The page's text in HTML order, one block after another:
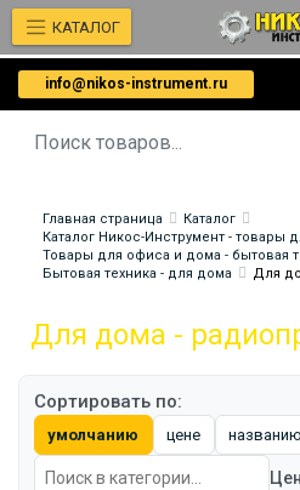
info@nikos-instrument.ru
КАТАЛОГ
Главная страница
Каталог
Каталог Никос-Инструмент - товары
Товары для офиса и дома - бытовая
Бытовая техника - для дома
Для
Для дома -
Сортировать по:
умолчанию цене названию